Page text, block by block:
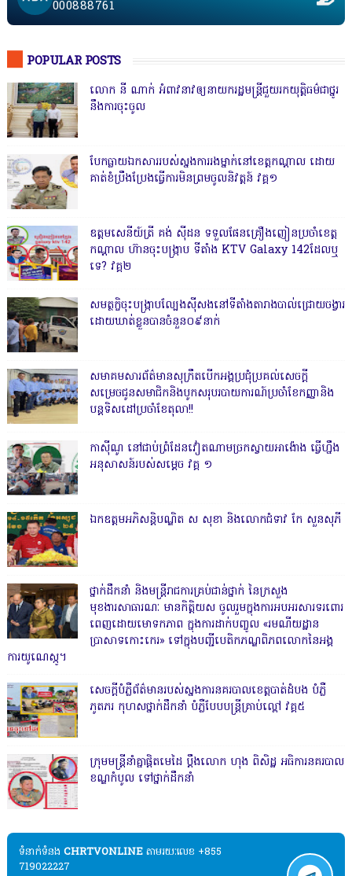
000888761
POPULAR POSTS
លោក នី ណាក់ អំពាវនាវឲ្យនាយករដ្ឋមន្ត្រីជួយរកយុត្តិធម៌ជាថ្នូរ
នឹងការចុះចូល
បែកធ្លាយឯកសាររបស់ស្នងការរងម្នាក់នៅខេត្តកណ្ដាល ដោយ
គាត់ខំប្រឹងប្រែងធ្វើការមិនព្រមចូលនិវត្តន៍ វគ្គ១
ឧត្តមសេនីយ៍ត្រី គង់ ស៊ីដន ទទួលផែនគ្រឿងញៀនប្រចាំខេត្ត
កណ្តាល ហ៊ានចុះបង្ក្រាប ទីតាំង KTV Galaxy 142ដែលឬ
ទេ? វគ្គ២
សមត្ថកិ្ចចុះបង្ក្រាបល្បែងស៊ីសងនៅទីតាំងតារាងបាល់ជ្រោយចង្វារ
ដោយឃាត់ខ្លួនបានចំនួន០៩នាក់
សមាគមសារព័ត៌មានសុក្រឹតបើកអង្គប្រជុំប្រគល់សេចក្តី
សម្រេចជូនសមាជិកនិងបូកសរុបរបាយការណ៍ប្រចាំខែកញ្ញានិង
បន្តទិសដៅប្រចាំខែតុលា!!
កាសុីណូ នៅជាប់ព្រំដែនវៀតណាមច្រកស្វាយអាង៉ោង ធ្វើហ្នឹង
អនុសាសន៍របស់សម្ដេច វគ្គ ១
ឯកឧត្តមអភិសន្តិបណ្ឌិត ស សុខា និងលោកជំទាវ កែ សួនសុភី
ថ្នាក់ដឹកនាំ និងមន្ត្រីរាជការគ្រប់ជាន់ថ្នាក់ នៃក្រសួង
មុខងារសាធារណៈ មានកិត្តិយស ចូលរួមក្នុងការអបអរសារទរពោរ
ពេញដោយមោទកភាព ក្នុងការដាក់បញ្ចូល «រមណីយដ្ឋាន
ប្រាសាទកោះកេរ» ទៅក្នុងបញ្ជីបេតិកភណ្ឌពិភពលោកនៃអង្គ
ការយូណេស្កូ។
សេចក្តីបំភ្លឺព័ត៌មានរបស់ស្នងការនគរបាលខេត្តបាត់ដំបង បំភ្លឺ
ភូតភរ កុហសថ្នាក់ដឹកនាំ បំភ្លឺបែបបន្ត្រីគ្រាប់ល្ពៅ វគ្គ៥
ក្រុមមន្ត្រីនាំគ្នាផ្ដិតមេដៃ ប្ដឹងលោក ហុង ពិសិដ្ឋ អធិការនគរបាល
ខណ្ឌកំបូល ទៅថ្នាក់ដឹកនាំ
ទំនាក់ទំនង​​ CHRTVONLINE តាមរយៈលេខ +855
719022227